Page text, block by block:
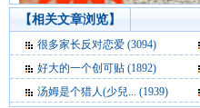
【相关文章浏览】
很多家长反对恋爱 (3094)
好大的一个创可贴 (1892)
汤姆是个猎人(少兒... (1939)